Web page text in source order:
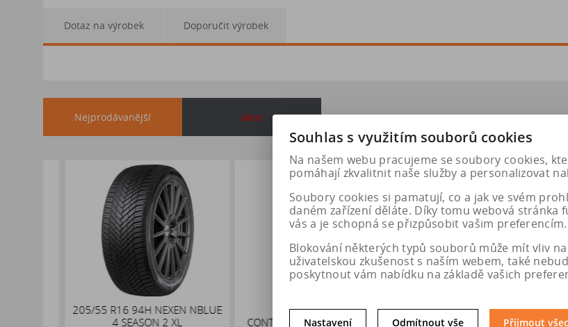
Dotaz na výrobek Doporučit výrobek
Nejprodávanější akce
205/55 R16 94H NEXEN NBLUE
4 SEASON 2 XL
235/55 R17 103W
CONTINENTAL PREMIUM 6 FR
245/45 R19 102V
CONTINENTAL TS-870 P XL
Souhlas s využitím souborů cookies
Na našem webu pracujeme se soubory cookies,
pomáhají zkvalitnit naše služby a personalizovat
Soubory cookies si pamatují, co a jak ve svém
daném zařízení děláte. Díky tomu webová stránka
vás a je schopná se přizpůsobit vašim preferencím.
Blokování některých typů souborů může mít vliv
uživatelskou zkušenost s naším webem, také
poskytnout vám nabídku na základě vašich
Nastavení Odmítnout vše Přijmout